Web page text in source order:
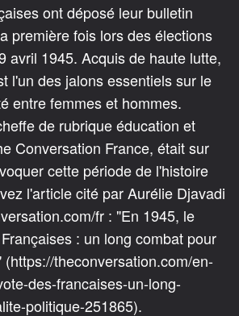
ont déposé leur bulletin
première fois lors des élections
avril 1945. Acquis de haute lutte,
l'un des jalons essentiels sur le
entre femmes et hommes.
de rubrique éducation et
Conversation France, était sur
cette période de l'histoire
l'article cité par Aurélie Djavadi
fr : "En 1945, le
: un long combat pour
(https://theconversation.com/en-
des-francaises-un-long-
politique-251865).